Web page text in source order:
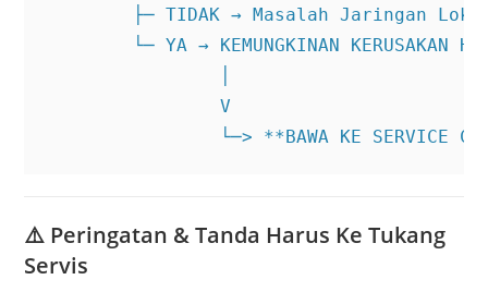
├─ TIDAK → Masalah Jaringan
└─ YA → KEMUNGKINAN KERUSAKAN
                V
└─> **BAWA KE SERVICE
⚠️ Peringatan & Tanda Harus Ke Tukang
Servis